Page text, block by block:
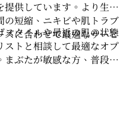
提供しています。より生き
の短縮、ニキビや肌トラブ
ズに合わせて最適なサービ
スタイルや最近の肌の状態
ストと相談して最適なオプ
まぶたが敏感な方、普段は
が必要な方は、事前にお